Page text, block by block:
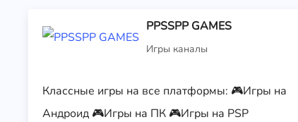
PPSSPP GAMES
Игры каналы
Классные игры на все платформы: 🎮Игры на
Андроид 🎮Игры на ПК 🎮Игры на PSP